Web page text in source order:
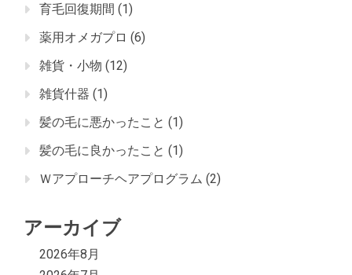
育毛回復期間 (1)
薬用オメガプロ (6)
雑貨・小物 (12)
雑貨什器 (1)
髪の毛に悪かったこと (1)
髪の毛に良かったこと (1)
Ｗアプローチヘアプログラム (2)
アーカイブ
2026年8月